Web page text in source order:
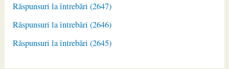
Răspunsuri la întrebări (2647)
Răspunsuri la întrebări (2646)
Răspunsuri la întrebări (2645)